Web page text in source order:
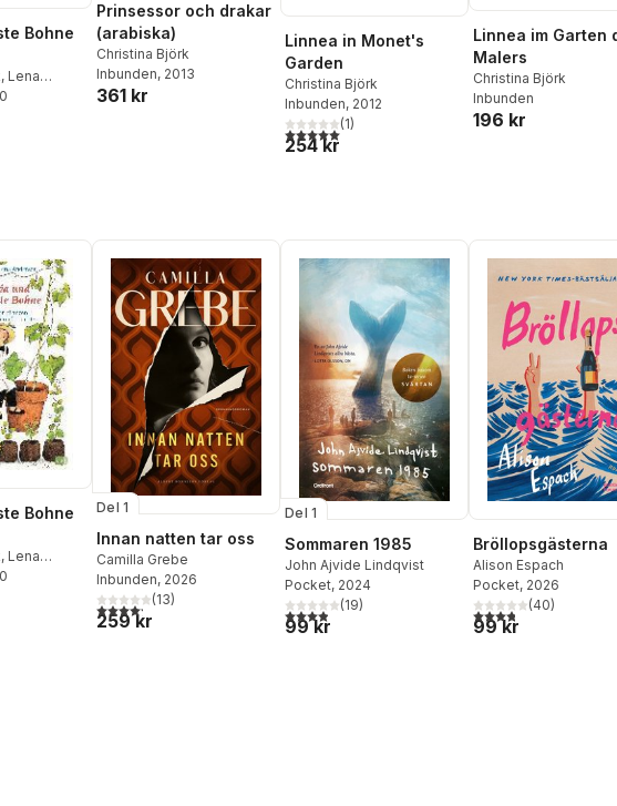
Bohne
, Lena
Prinsessor och drakar
(arabiska)
Christina Björk
Inbunden, 2013
361 kr
Linnea in Monet's
Garden
Christina Björk
Inbunden, 2012
5,0utav 5 stjärnor. Totalt antal röster:
(1)
254 kr
Linnea im Garten
Malers
Christina Björk
Inbunden
196 kr
Bohne
, Lena
Del 1
Innan natten tar oss
Camilla Grebe
Inbunden, 2026
4,2utav 5 stjärnor. Totalt antal röster:
(13)
259 kr
Del 1
Sommaren 1985
John Ajvide Lindqvist
Pocket, 2024
3,9utav 5 stjärnor. Totalt antal röster:
(19)
99 kr
Bröllopsgästerna
Alison Espach
Pocket, 2026
3,8utav 5 stjärnor.
(40)
99 kr